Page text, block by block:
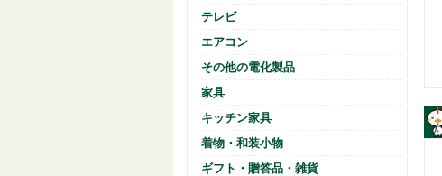
テレビ
エアコン
その他の電化製品
家具
キッチン家具
着物・和装小物
ギフト・贈答品・雑貨